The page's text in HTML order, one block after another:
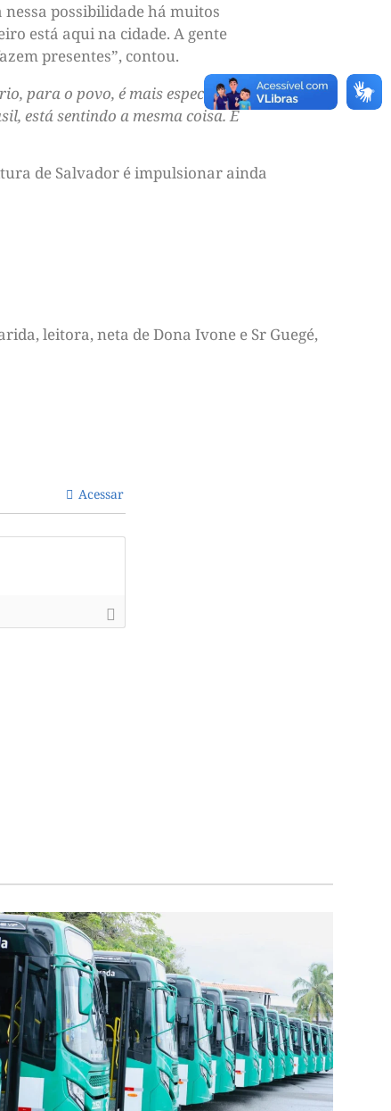
nessa possibilidade há muitos
está aqui na cidade. A gente
presentes”, contou.
para o povo, é mais especial ainda.
está sentindo a mesma coisa. É
de Salvador é impulsionar ainda
leitora, neta de Dona Ivone e Sr Guegé,
Acessar